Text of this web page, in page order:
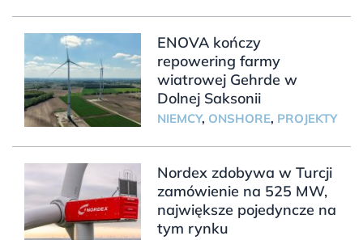
ENOVA kończy
repowering farmy
wiatrowej Gehrde w
Dolnej Saksonii
NIEMCY, ONSHORE, PROJEKTY
Nordex zdobywa w Turcji
zamówienie na 525 MW,
największe pojedyncze na
tym rynku